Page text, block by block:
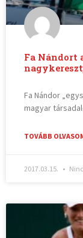
Fa Nándort
Fa Nándor
magyar
TOVÁBB
2017.03.15.